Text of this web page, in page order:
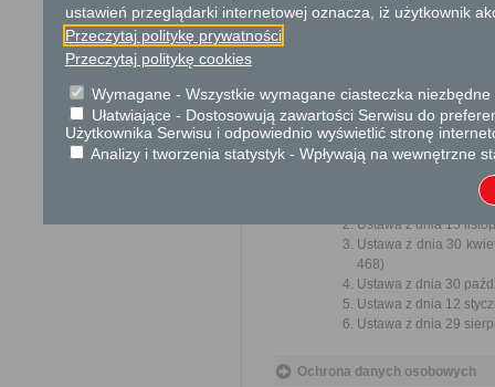
Przedmiotem skargi może
usprawnienie pracy i
Organ właściwy dla
miesiąca.
Ustawa z dnia 14
Ustawa z dnia 15
Ustawa z dnia 30
468)
Ustawa z dnia 30
Ustawa z dnia 12
Ustawa z dnia 29
Ochrona danych osobowych
ustawień przeglądarki internetowej oznacza, iż użytkownik
Przeczytaj politykę prywatności
Przeczytaj politykę cookies
Wymagane - Wszystkie wymagane ciasteczka
Ułatwiające - Dostosowują zawartości Serwisu do
Użytkownika Serwisu i odpowiednio wyświetlić stronę
Analizy i tworzenia statystyk - Wpływają na wewnętrzne